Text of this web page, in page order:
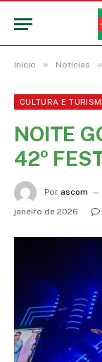
Início » Notícias »
CULTURA E
NOITE
42º
Por ascom
janeiro de 2026